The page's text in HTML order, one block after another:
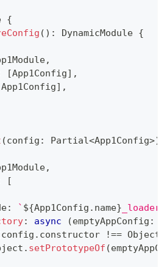
{
( ) : DynamicModule {
,
[App1Config] ,
App1Config] ,
(config : Partial<App1Config>)
,
[
: ` ${App1Config . name} _loader
: async (emptyAppConfig :
config . constructor !== Object
. setPrototypeOf (